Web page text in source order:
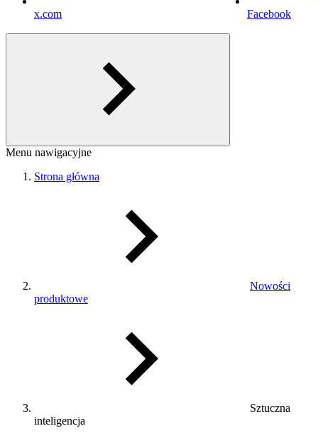
x.com Facebook
Menu nawigacyjne
Strona główna
Nowości
produktowe
Sztuczna
inteligencja